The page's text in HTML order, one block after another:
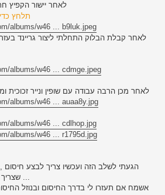
לאחר יישור הקפיץ
albums/w46 ... b9luk.jpeg
לאחר קבלת הבלוק התחלתי ליצור גריינד
albums/w46 ... cdmge.jpeg
לאחר מכן הרבה עבודה עם שופין ונייר זכוכית
albums/w46 ... auaa8y.jpg
albums/w46 ... cdlhop.jpg
albums/w46 ... r1795d.jpg
הגעתי לשלב הזה ועכשיו צריך לבצע חיסום ,
אשמח אם תעזרו לי בדרך החיסום ובנוזל